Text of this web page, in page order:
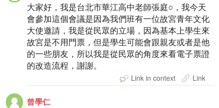
大家好，我是台北市華江高中老師張庭○，我今天
會參加這個會議是因為我們班有一位故宮青年文化
大使邀請，我是從民眾的立場，因為基本上學生來
故宮是不用門票，但是學生可能會跟親友或者是他
的一些朋友，所以我是從民眾的角度來看電子票證
的改造流程，謝謝。
Link in context Link
曾學仁